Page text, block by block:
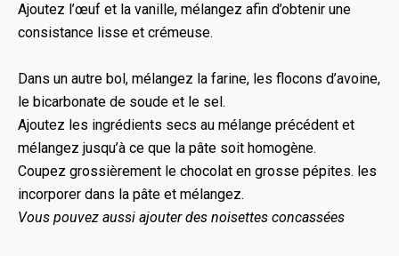
Ajoutez l’œuf et la vanille, mélangez afin d’obtenir une
consistance lisse et crémeuse.
Dans un autre bol, mélangez la farine, les flocons d’avoine,
le bicarbonate de soude et le sel.
Ajoutez les ingrédients secs au mélange précédent et
mélangez jusqu’à ce que la pâte soit homogène.
Coupez grossièrement le chocolat en grosse pépites. les
incorporer dans la pâte et mélangez.
Vous pouvez aussi ajouter des noisettes concassées